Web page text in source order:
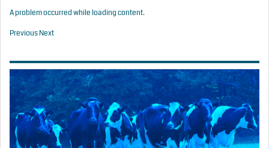
A problem occurred while loading content.
PreviousNext